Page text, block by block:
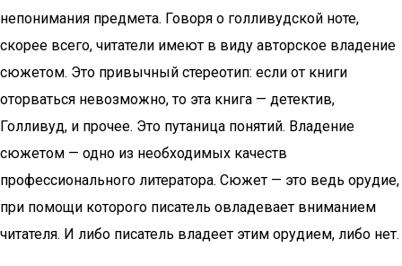
непонимания предмета. Говоря о голливудской ноте,
скорее всего, читатели имеют в виду авторское владение
сюжетом. Это привычный стереотип: если от книги
оторваться невозможно, то эта книга — детектив,
Голливуд, и прочее. Это путаница понятий. Владение
сюжетом — одно из необходимых качеств
профессионального литератора. Сюжет — это ведь орудие,
при помощи которого писатель овладевает вниманием
читателя. И либо писатель владеет этим орудием, либо нет.